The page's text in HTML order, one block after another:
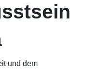
und dem